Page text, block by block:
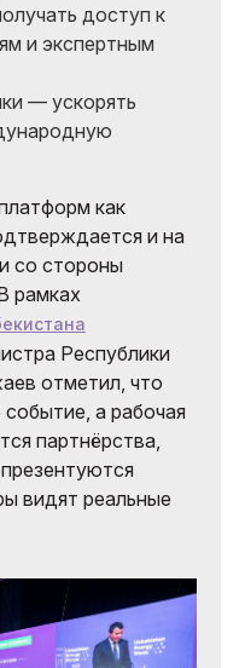
доступ к
и экспертным
— ускорять
как
и на
со стороны
рамках
Республики
отметил, что
а рабочая
партнёрства,
видят реальные